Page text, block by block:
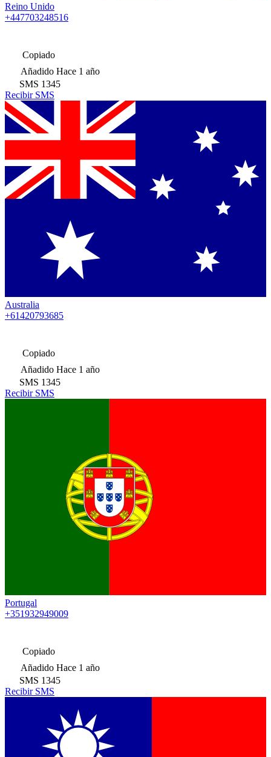
Reino Unido
+447703248516
Copiado
Añadido Hace 1 año
SMS 1345
Recibir SMS
Australia
+61420793685
Copiado
Añadido Hace 1 año
SMS 1345
Recibir SMS
Portugal
+351932949009
Copiado
Añadido Hace 1 año
SMS 1345
Recibir SMS